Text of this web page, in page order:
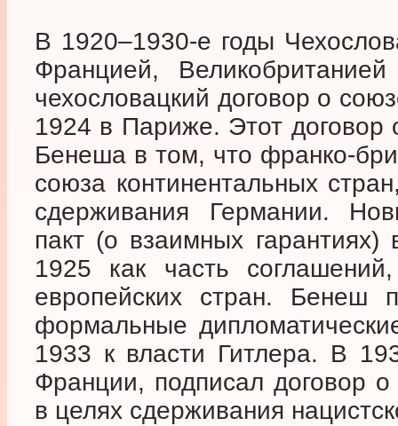
В 1920–1930-е годы
Францией,
чехословацкий договор о
1924 в Париже. Этот договор
Бенеша в том, что франко-
союза континентальных
сдерживания Германии.
пакт (о взаимных
1925 как часть
европейских стран. Бенеш
формальные
1933 к власти Гитлера. В
Франции, подписал договор
в целях сдерживания